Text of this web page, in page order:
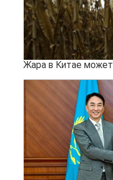
Жара в Китае